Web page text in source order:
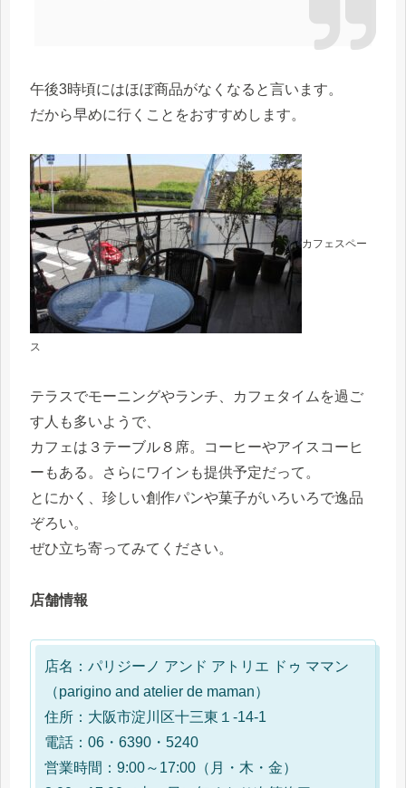
午後3時頃にはほぼ商品がなくなると言います。
だから早めに行くことをおすすめします。
カフェスペー
ス
テラスでモーニングやランチ、カフェタイムを過ご
す⼈も多いようで、
カフェは３テーブル８席。コーヒーやアイスコーヒ
ーもある。さらにワインも提供予定だって。
とにかく、珍しい創作パンや菓子がいろいろで逸品
ぞろい。
ぜひ立ち寄ってみてください。
店舗情報
店名：パリジーノ アンド アトリエ ドゥ ママン
（parigino and atelier de maman）
住所：大阪市淀川区十三東１-14-1
電話：06・6390・5240
営業時間：9:00～17:00（⽉・⽊・⾦）